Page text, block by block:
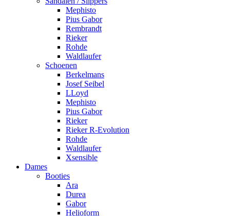
Mephisto
Pius Gabor
Rembrandt
Rieker
Rohde
Waldlaufer
Schoenen
Berkelmans
Josef Seibel
LLoyd
Mephisto
Pius Gabor
Rieker
Rieker R-Evolution
Rohde
Waldlaufer
Xsensible
Dames
Booties
Ara
Durea
Gabor
Helioform